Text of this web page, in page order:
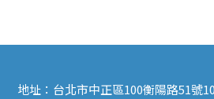
地址： 台北市中正區100衡陽路51號